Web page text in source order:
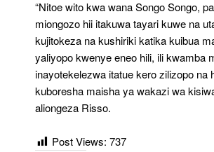
“Nitoe wito kwa wana Songo Songo,
miongozo hii itakuwa tayari kuwe na
kujitokeza na kushiriki katika kuibua
yaliyopo kwenye eneo hili, ili kwamba
inayotekelezwa itatue kero zilizopo na
kuboresha maisha ya wakazi wa
aliongeza Risso.
Post Views: 737